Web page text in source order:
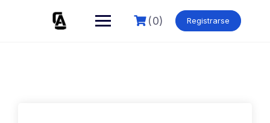
(0) Registrarse